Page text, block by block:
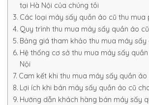
tại Hà Nội của chúng tôi
Các loại máy sấy quần áo cũ thu mua
Quy trình thu mua máy sấy quần áo
Bảng giá tham khảo thu mua máy sấy
Hệ thống cơ sở thu mua máy sấy
Nội
Cam kết khi thu mua máy sấy quần áo
Lợi ích khi bán máy sấy quần áo cũ
Hướng dẫn khách hàng bán máy sấy